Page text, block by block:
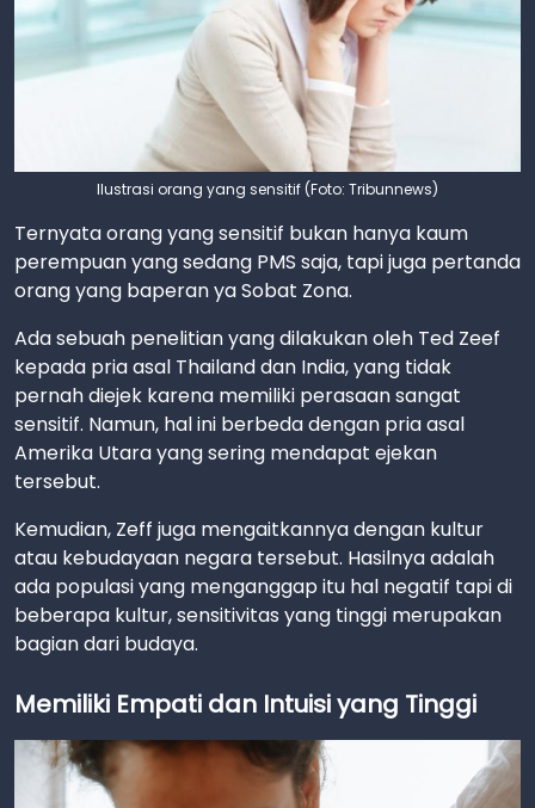
Ilustrasi orang yang sensitif (Foto: Tribunnews)
Ternyata orang yang sensitif bukan hanya kaum
perempuan yang sedang PMS saja, tapi juga pertanda
orang yang baperan ya Sobat Zona.
Ada sebuah penelitian yang dilakukan oleh Ted Zeef
kepada pria asal Thailand dan India, yang tidak
pernah diejek karena memiliki perasaan sangat
sensitif. Namun, hal ini berbeda dengan pria asal
Amerika Utara yang sering mendapat ejekan
tersebut.
Kemudian, Zeff juga mengaitkannya dengan kultur
atau kebudayaan negara tersebut. Hasilnya adalah
ada populasi yang menganggap itu hal negatif tapi di
beberapa kultur, sensitivitas yang tinggi merupakan
bagian dari budaya.
Memiliki Empati dan Intuisi yang Tinggi